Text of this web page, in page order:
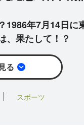
1986年7月14日に
、果たして！？
る
スポーツ